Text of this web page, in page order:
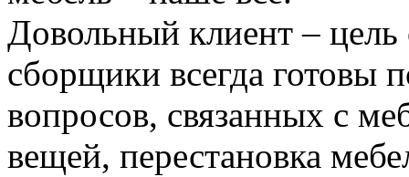
Довольный клиент –
сборщики всегда
вопросов, связанных с
вещей, перестановка